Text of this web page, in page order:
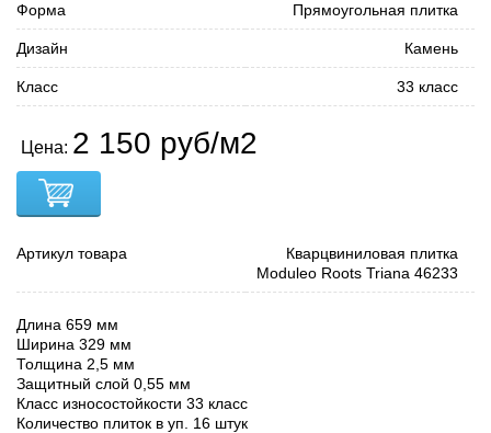
Форма Прямоугольная плитка
Дизайн Камень
Класс 33 класс
Цена: 2 150 руб/м2
Артикул товара
Кварцвиниловая плитка
Moduleo Roots Triana 46233
Длина 659 мм
Ширина 329 мм
Толщина 2,5 мм
Защитный слой 0,55 мм
Класс износостойкости 33 класс
Количество плиток в уп. 16 штук